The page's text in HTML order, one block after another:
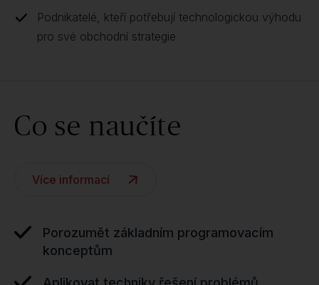
Podnikatelé, kteří potřebují technologickou výhodu
pro své obchodní strategie
Co se naučíte
Více informací
Porozumět základním programovacím
konceptům